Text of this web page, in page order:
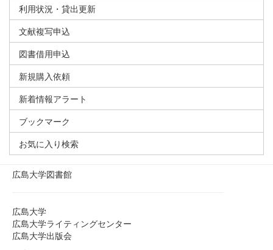
利用状況・貸出更新
文献複写申込
図書借用申込
新規購入依頼
新着情報アラート
ブックマーク
お気に入り検索
広島大学図書館
広島大学
広島大学ライティングセンター
広島大学出版会